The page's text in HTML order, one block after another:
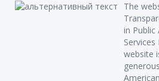
The
in Public
Services
website